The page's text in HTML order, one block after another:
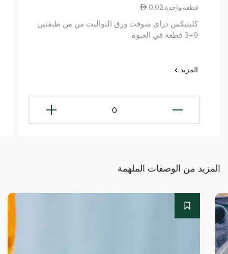
0.02 قطعة واحدة
كلينيكس دراي سوفت ورق التواليت من من طبقتين
9+3 قطعة في العبوة
المزيد
0
المزيد من الوصفات الملهمة